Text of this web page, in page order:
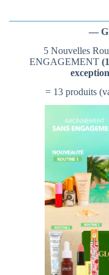
—
5 Nouvelles
ENGAGEMENT
= 13 produits